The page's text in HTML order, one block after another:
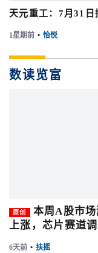
天元重工：7月31
1星期前 • 怡悦
数读览富
原创
本周A股市
上涨，芯片赛道
6天前 • 扶摇